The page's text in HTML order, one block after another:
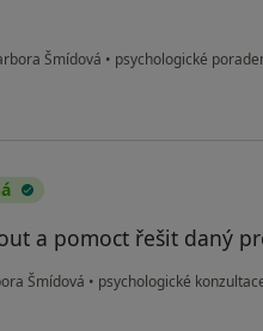
Šmídová • psychologické
a pomoct řešit daný
Šmídová • psychologické